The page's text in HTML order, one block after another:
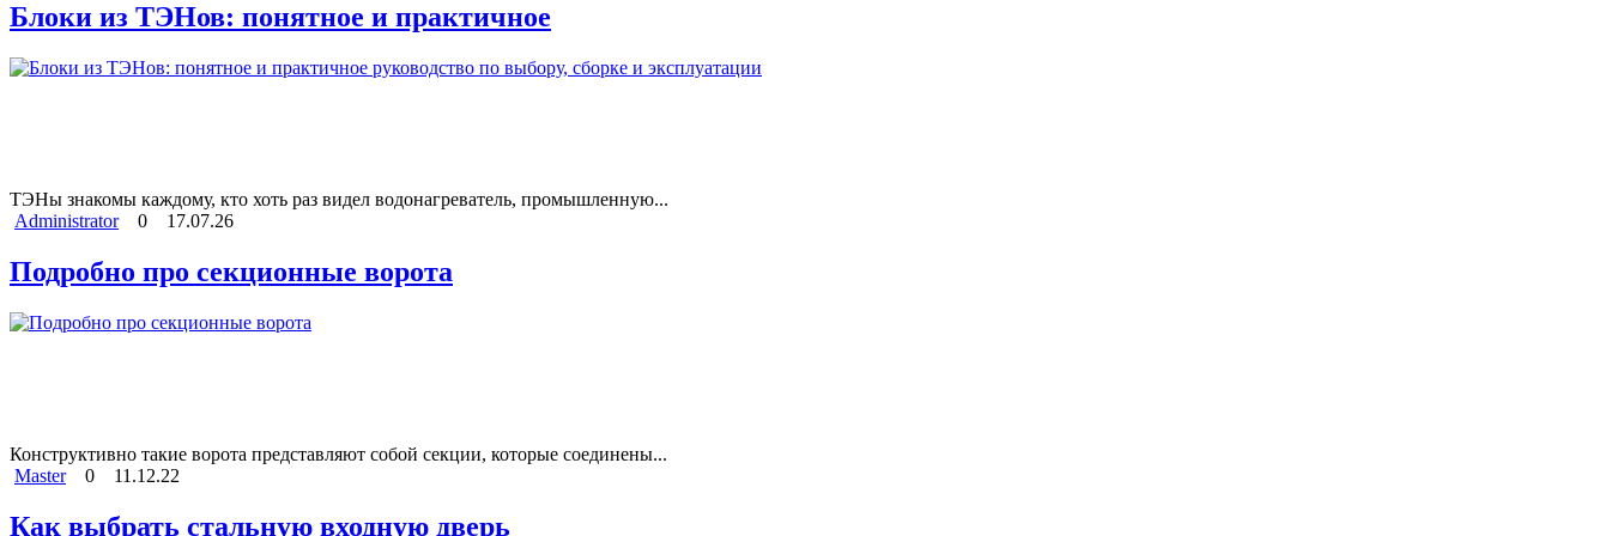
Блоки из ТЭНов: понятное и практичное
ТЭНы знакомы каждому, кто хоть раз видел водонагреватель, промышленную...
Administrator
0 17.07.26
Подробно про секционные ворота
Конструктивно такие ворота представляют собой секции, которые соединены...
Master
0 11.12.22
Как выбрать стальную входную дверь